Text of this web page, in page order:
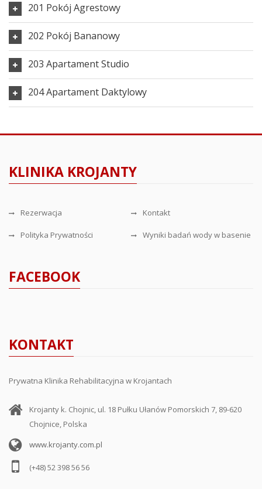
201 Pokój Agrestowy
202 Pokój Bananowy
203 Apartament Studio
204 Apartament Daktylowy
KLINIKA KROJANTY
Rezerwacja Kontakt
Polityka Prywatności Wyniki badań wody w basenie
FACEBOOK
KONTAKT
Prywatna Klinika Rehabilitacyjna w Krojantach
Krojanty k. Chojnic, ul. 18 Pułku Ułanów Pomorskich 7, 89-620
Chojnice, Polska
www.krojanty.com.pl
(+48) 52 398 56 56